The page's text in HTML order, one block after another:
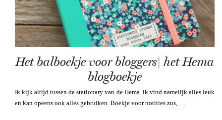
Het balboekje voor bloggers| het Hema
blogboekje
Ik kijk altijd tussen de stationary van de Hema. ik vind namelijk alles leuk
en kan opeens ook alles gebruiken. Boekje voor notities zus, …